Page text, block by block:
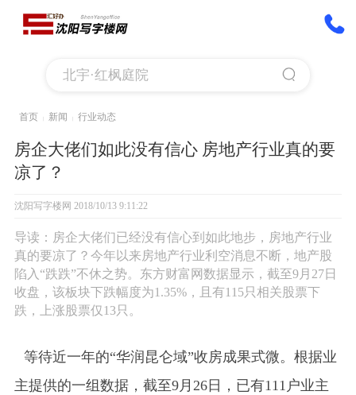
首页 新闻 行业动态
房企大佬们如此没有信心 房地产行业真的要
凉了？
沈阳写字楼网 2018/10/13 9:11:22
导读：房企大佬们已经没有信心到如此地步，房地产行业
真的要凉了？今年以来房地产行业利空消息不断，地产股
陷入“跌跌”不休之势。东方财富网数据显示，截至9月27日
收盘，该板块下跌幅度为1.35%，且有115只相关股票下
跌，上涨股票仅13只。
等待近一年的“华润昆仑域”收房成果式微。根据业
主提供的一组数据，截至9月26日，已有111户业主